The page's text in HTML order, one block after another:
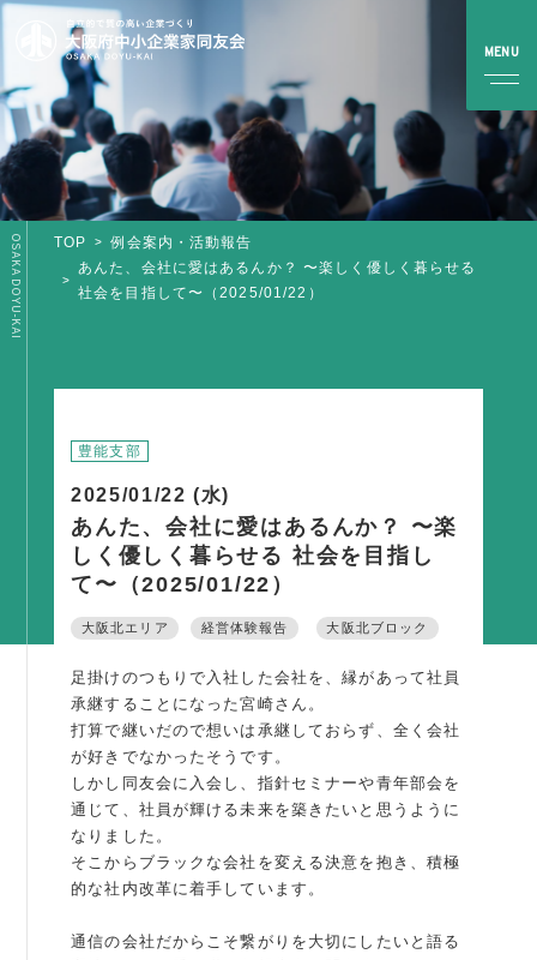
活動内容
全国行事
部会活動
同好会活動
TOP
例会案内・活動報告
あんた、会社に愛はあるんか？ 〜楽しく優しく暮らせる
社会を目指して〜（2025/01/22）
OSAKA DOYU-KAI
豊能支部
2025/01/22 (水)
あんた、会社に愛はあるんか？ 〜楽
しく優しく暮らせる 社会を目指し
て〜（2025/01/22）
大阪北エリア 経営体験報告 大阪北ブロック
足掛けのつもりで入社した会社を、縁があって社員
承継することになった宮崎さん。
打算で継いだので想いは承継しておらず、全く会社
が好きでなかったそうです。
しかし同友会に入会し、指針セミナーや青年部会を
通じて、社員が輝ける未来を築きたいと思うように
なりました。
そこからブラックな会社を変える決意を抱き、積極
的な社内改革に着手しています。
通信の会社だからこそ繋がりを大切にしたいと語る